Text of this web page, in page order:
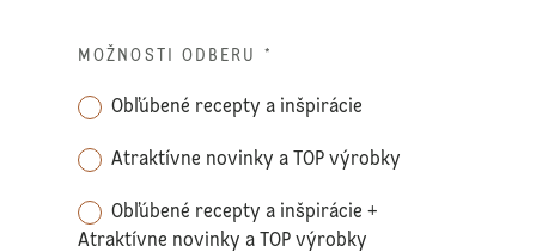
MOŽNOSTI ODBERU *
Obľúbené recepty a inšpirácie
Atraktívne novinky a TOP výrobky
Obľúbené recepty a inšpirácie +
Atraktívne novinky a TOP výrobky